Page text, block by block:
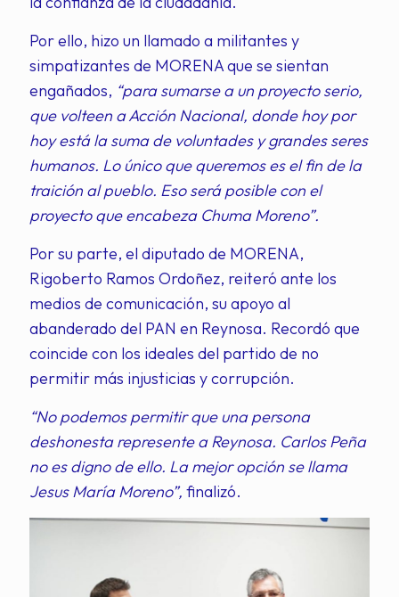
Por ello, hizo un llamado a militantes y
simpatizantes de MORENA que se sientan
engañados, “para sumarse a un proyecto serio,
que volteen a Acción Nacional, donde hoy por
hoy está la suma de voluntades y grandes seres
humanos. Lo único que queremos es el fin de la
traición al pueblo. Eso será posible con el
proyecto que encabeza Chuma Moreno”.
Por su parte, el diputado de MORENA,
Rigoberto Ramos Ordoñez, reiteró ante los
medios de comunicación, su apoyo al
abanderado del PAN en Reynosa. Recordó que
coincide con los ideales del partido de no
permitir más injusticias y corrupción.
“No podemos permitir que una persona
deshonesta represente a Reynosa. Carlos Peña
no es digno de ello. La mejor opción se llama
Jesus María Moreno”, finalizó.